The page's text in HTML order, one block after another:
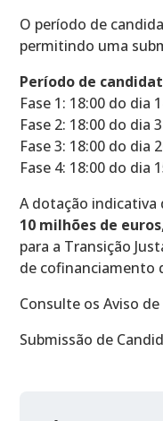
O período de
permitindo uma
Período de
Fase 1: 18:00 do dia
Fase 2: 18:00 do dia
Fase 3: 18:00 do dia
Fase 4: 18:00 do dia
A dotação indicativa
10 milhões de euros
para a Transição
de cofinanciamento
Consulte os Aviso
Submissão de